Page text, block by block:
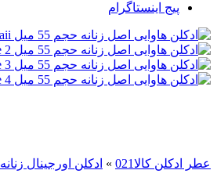
پیج اینستاگرام
عطر ادکلن کالا021 » ادکلن اورجینال زنانه